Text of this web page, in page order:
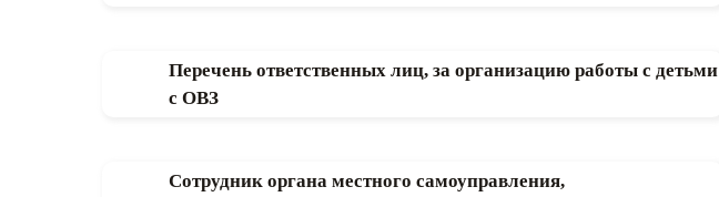
Перечень ответственных лиц, за организацию работы с детьми
с ОВЗ
Сотрудник органа местного самоуправления,